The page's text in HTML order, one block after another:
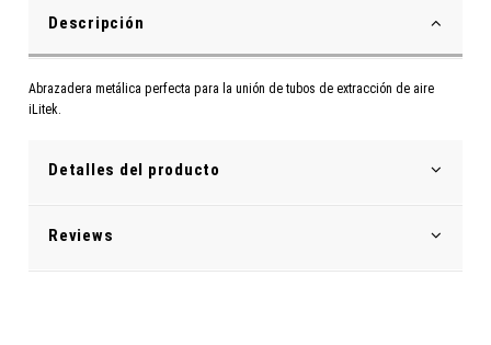
Descripción
Abrazadera metálica perfecta para la unión de tubos de extracción de aire
iLitek.
Detalles del producto
Reviews